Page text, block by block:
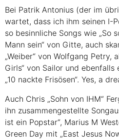
Bei Patrik Antonius (der im
wartet, dass ich ihm seinen I-
so besinnliche Songs wie „So
Mann sein“ von Gitte, auch
„Weiber“ von Wolfgang Petry,
Girls“ von Sailor und
„10 nackte Frisösen“. Yes, a
Auch Chris „Sohn von IHM“
ihn zusammengestellte
ist ein Popstar“, Marius M
Green Day mit „East Jesus